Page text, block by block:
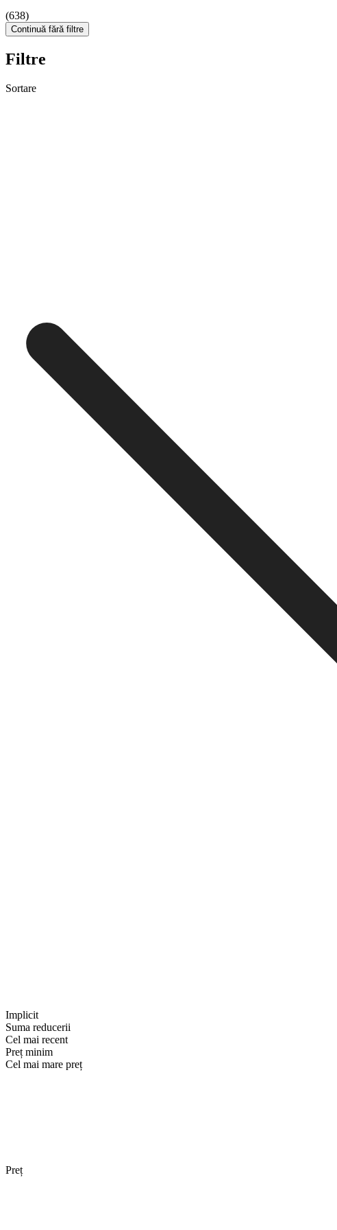
(638)
Continuă fără filtre
Filtre
Sortare
Implicit
Suma reducerii
Cel mai recent
Preț minim
Cel mai mare preț
Preț